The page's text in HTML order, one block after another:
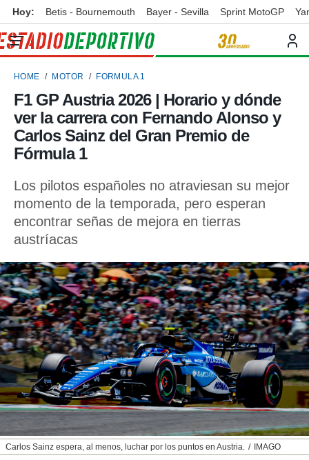
de
por
para
la
que se
calidad.
a este
y
forma
basada
permite
seguir
contenido
coste.
botón
a la
la
ACEPTAR
Y
CONTINUAR
CONFIGURAR
Hoy: Betis - Bournemouth Bayer - Sevilla Sprint MotoGP
HOME MOTOR FORMULA 1
F1 GP Austria 2026 | Horario y dónde
ver la carrera con Fernando Alonso y
Carlos Sainz del Gran Premio de
Fórmula 1
Los pilotos españoles no atraviesan su mejor
momento de la temporada, pero esperan
encontrar señas de mejora en tierras
austríacas
Carlos Sainz espera, al menos, luchar por los puntos en Austria. IMAGO